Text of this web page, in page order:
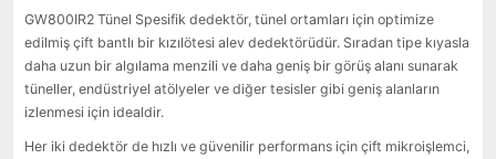
GW800IR2 Tünel Spesifik dedektör, tünel ortamları için optimize
edilmiş çift bantlı bir kızılötesi alev dedektörüdür. Sıradan tipe kıyasla
daha uzun bir algılama menzili ve daha geniş bir görüş alanı sunarak
tüneller, endüstriyel atölyeler ve diğer tesisler gibi geniş alanların
izlenmesi için idealdir.
Her iki dedektör de hızlı ve güvenilir performans için çift mikroişlemci,